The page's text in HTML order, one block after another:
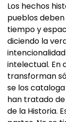
Los hechos
pueblos
tiempo y
diciendo la
intelectual. En
transforman
se los
han tratado
de la Historia.